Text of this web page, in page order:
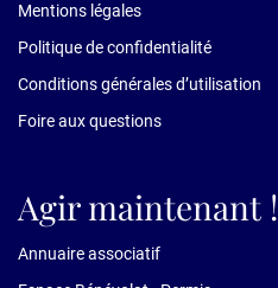
Mentions légales
Politique de confidentialité
Conditions générales d’utilisation
Foire aux questions
Agir maintenant !
Annuaire associatif